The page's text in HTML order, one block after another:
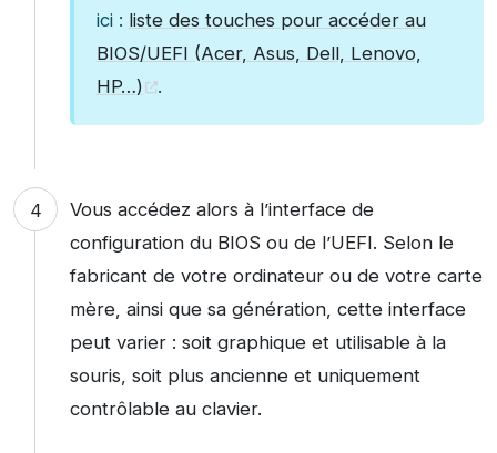
ici : liste des touches pour accéder au
BIOS/UEFI (Acer, Asus, Dell, Lenovo,
HP…)
.
Vous accédez alors à l’interface de
configuration du BIOS ou de l’UEFI. Selon le
fabricant de votre ordinateur ou de votre carte
mère, ainsi que sa génération, cette interface
peut varier : soit graphique et utilisable à la
souris, soit plus ancienne et uniquement
contrôlable au clavier.